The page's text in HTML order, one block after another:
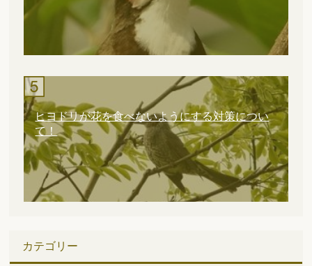
ヒヨドリが花を食べないようにする対策につい
て！
カテゴリー